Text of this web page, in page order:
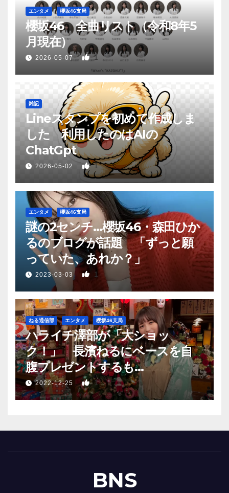
エンタメ 櫻坂46支局
櫻坂46 全曲リスト（令和8年5
月現在）
2026-05-07 1
雑記
Lineスタンプを初めて作成しま
した 利用したのはAIの
ChatGpt
2026-05-02 1
エンタメ 櫻坂46支局
謎の2センチ…櫻坂46・森田ひか
るのブログが話題 「ずっと願
っていた、あれか？」
2023-03-03 1
ねる通信部 エンタメ 櫻坂46支局
ハライチ澤部が「大ショッ
ク！」 長濱ねるにベースを自
腹プレゼントするも…
2022-12-25 1
BNS